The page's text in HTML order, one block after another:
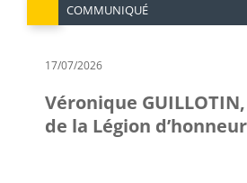
COMMUNIQUÉ
17/07/2026
Véronique
de la Légion d’honneur